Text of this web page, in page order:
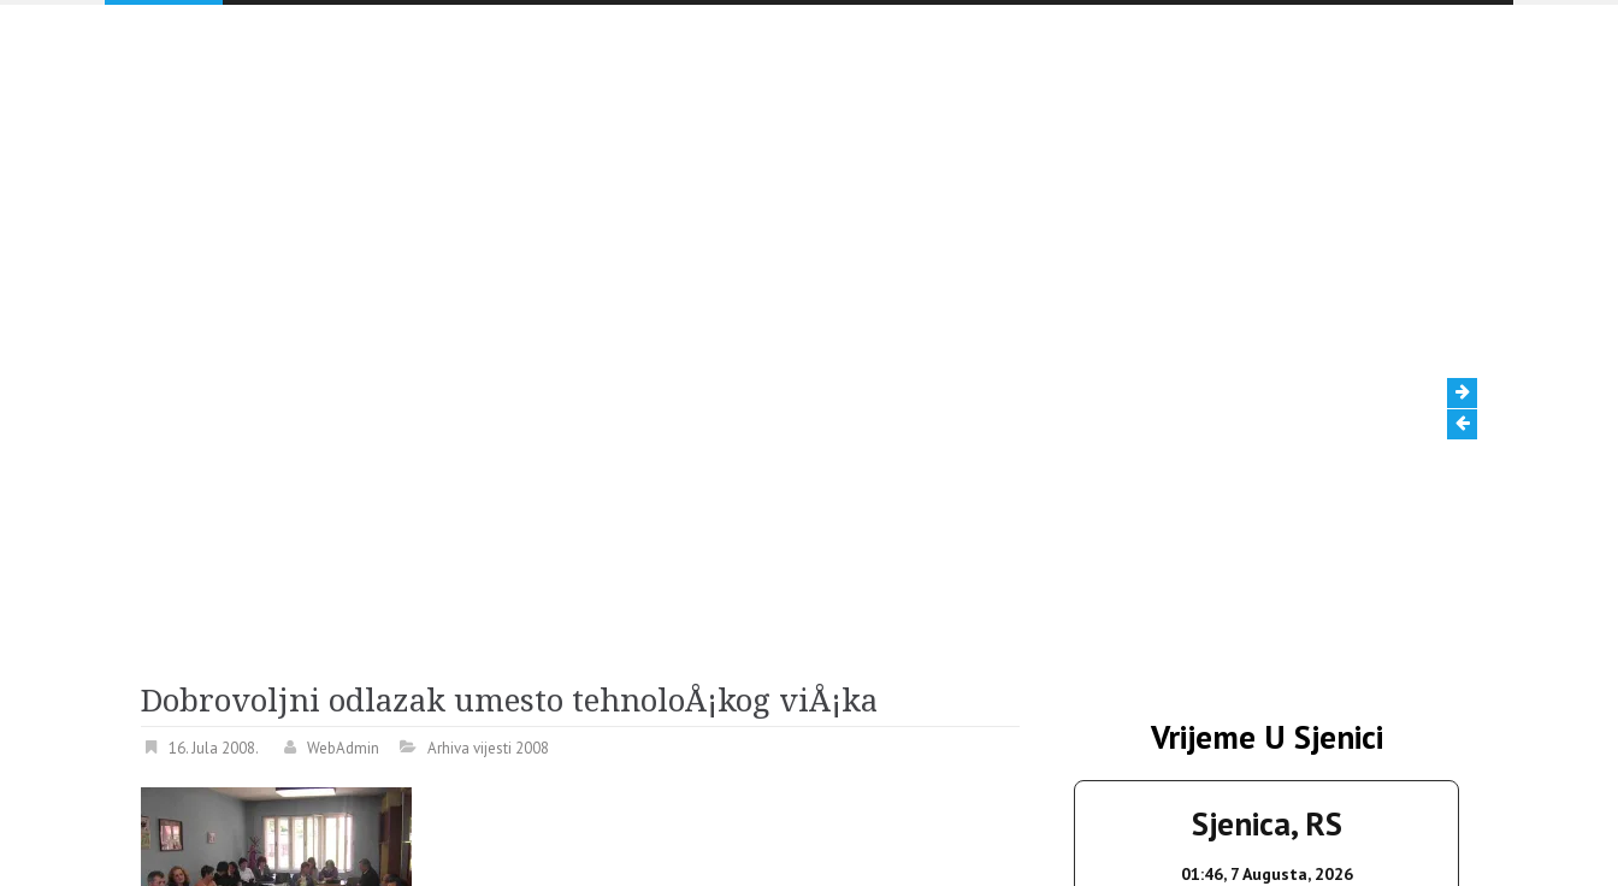
Dobrovoljni odlazak umesto tehnoloÅ¡kog viÅ¡ka
16. Jula 2008. WebAdmin Arhiva vijesti 2008 Vrijeme U Sjenici
Sjenica, RS
01:46, 7 Augusta, 2026